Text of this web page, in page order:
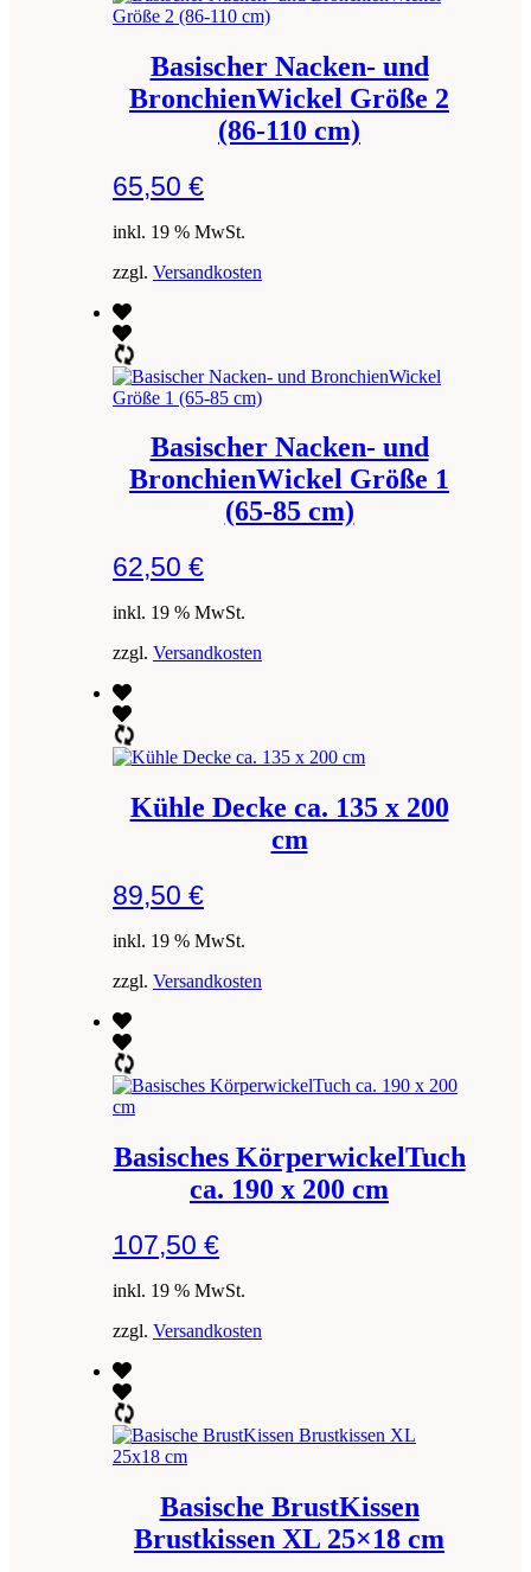
Basischer Nacken- und
BronchienWickel Größe 2
(86-110 cm)
65,50 €
inkl. 19 % MwSt.
zzgl. Versandkosten
Basischer Nacken- und
BronchienWickel Größe 1
(65-85 cm)
62,50 €
inkl. 19 % MwSt.
zzgl. Versandkosten
Kühle Decke ca. 135 x 200
cm
89,50 €
inkl. 19 % MwSt.
zzgl. Versandkosten
Basisches KörperwickelTuch
ca. 190 x 200 cm
107,50 €
inkl. 19 % MwSt.
zzgl. Versandkosten
Basische BrustKissen
Brustkissen XL 25×18 cm